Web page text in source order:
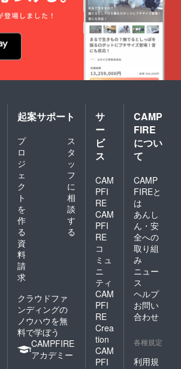
起案サポート
プ
ロ
ジ
ェ
ク
ト
を
作
る
ス
タ
ッ
フ
に
相
談
す
る
資
料
請
求
クラウドファ
ンディングの
ノウハウを無
料で学ぼう
CAMPFIRE
アカデミー
サ
ー
ビ
ス
CAM
PFI
RE
CAM
PFI
RE
コ
ミュ
ニ
ティ
CAM
PFI
RE
Crea
tion
CAM
PFI
CAMP
FIRE
につい
て
CAMP
FIREと
は
あんし
ん・安
全への
取り組
み
ニュー
ス
ヘルプ
お問い
合わせ
各種規定
利用規